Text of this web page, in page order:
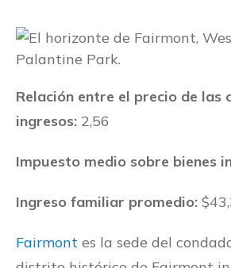
Relación entre el precio de las
ingresos: 2,56
Impuesto medio sobre bienes
Ingreso familiar promedio:
Fairmont es la sede del